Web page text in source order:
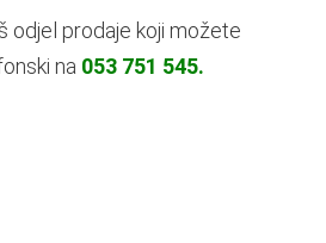
odjel prodaje koji možete
na 053 751 545.